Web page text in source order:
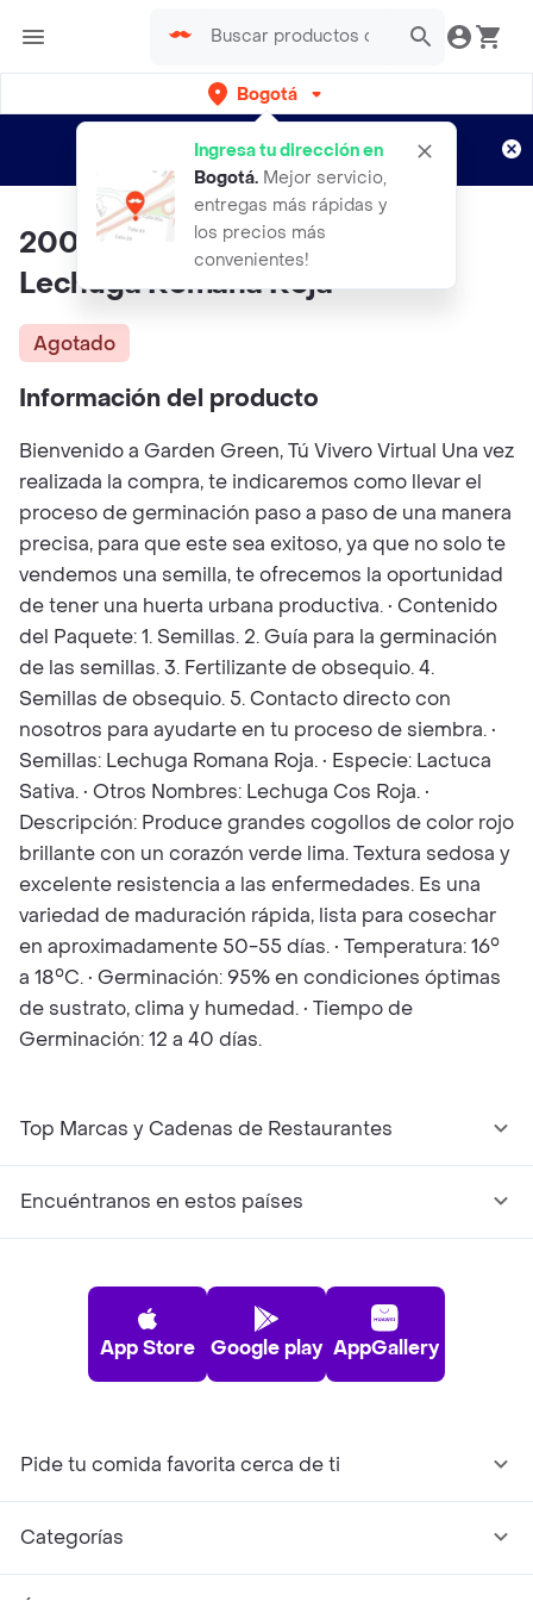
Bogotá
Ingresa tu dirección en
Bogotá. Mejor servicio,
entregas más rápidas y
los precios más
convenientes!
envíos gratis por semanas
Aplican TyC
200 Semillas Orgánicas De
Lechuga Romana Roja
Agotado
Información del producto
Bienvenido a Garden Green, Tú Vivero Virtual Una vez
realizada la compra, te indicaremos como llevar el
proceso de germinación paso a paso de una manera
precisa, para que este sea exitoso, ya que no solo te
vendemos una semilla, te ofrecemos la oportunidad
de tener una huerta urbana productiva. • Contenido
del Paquete: 1. Semillas. 2. Guía para la germinación
de las semillas. 3. Fertilizante de obsequio. 4.
Semillas de obsequio. 5. Contacto directo con
nosotros para ayudarte en tu proceso de siembra. •
Semillas: Lechuga Romana Roja. • Especie: Lactuca
Sativa. • Otros Nombres: Lechuga Cos Roja. •
Descripción: Produce grandes cogollos de color rojo
brillante con un corazón verde lima. Textura sedosa y
excelente resistencia a las enfermedades. Es una
variedad de maduración rápida, lista para cosechar
en aproximadamente 50-55 días. • Temperatura: 16°
a 18°C. • Germinación: 95% en condiciones óptimas
de sustrato, clima y humedad. • Tiempo de
Germinación: 12 a 40 días.
Top Marcas y Cadenas de Restaurantes
Encuéntranos en estos países
App Store Google play AppGallery
Pide tu comida favorita cerca de ti
Categorías